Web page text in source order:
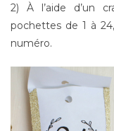
2) À l’aide d’un
pochettes de 1 à
numéro.